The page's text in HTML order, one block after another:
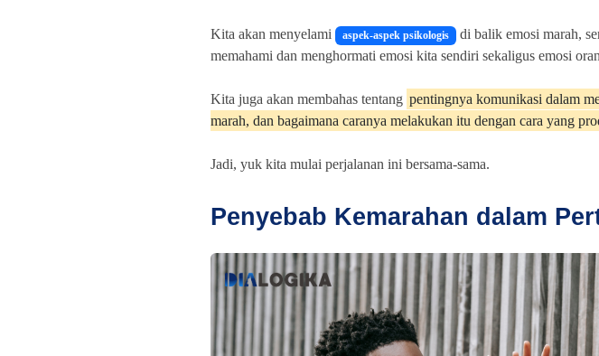
Kita akan menyelami aspek-aspek psikologis di balik emosi marah,
memahami dan menghormati emosi kita sendiri sekaligus emosi
Kita juga akan membahas tentang pentingnya komunikasi dalam
marah, dan bagaimana caranya melakukan itu dengan cara yang
Jadi, yuk kita mulai perjalanan ini bersama-sama.
Penyebab Kemarahan dalam